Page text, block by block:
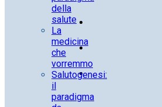
della
salute
La
medicina
che
vorremmo
Salutogenesi:
il
paradigma